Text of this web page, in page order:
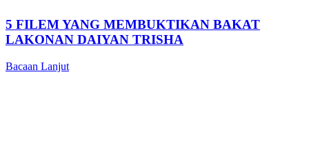
5 FILEM YANG MEMBUKTIKAN BAKAT
LAKONAN DAIYAN TRISHA
Bacaan Lanjut